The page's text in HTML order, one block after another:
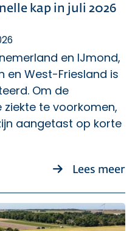
kap in juli 2026
en IJmond,
en West-Friesland is
Om de
te voorkomen,
aangetast op korte
Lees meer